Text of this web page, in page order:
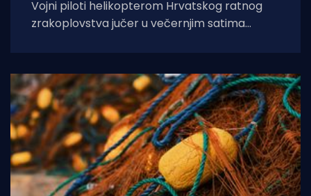
Vojni piloti helikopterom Hrvatskog ratnog
zrakoplovstva jučer u večernjim satima